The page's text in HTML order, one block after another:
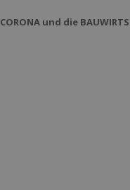
CORONA und die